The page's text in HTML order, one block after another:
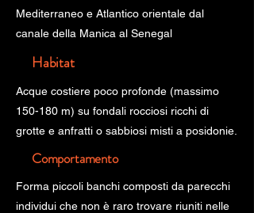
Mediterraneo e Atlantico orientale dal
canale della Manica al Senegal
Habitat
Acque costiere poco profonde (massimo
150-180 m) su fondali rocciosi ricchi di
grotte e anfratti o sabbiosi misti a posidonie.
Comportamento
Forma piccoli banchi composti da parecchi
individui che non è raro trovare riuniti nelle